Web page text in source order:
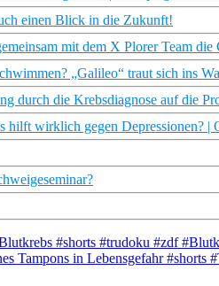
einen Blick in die Zukunft!
mit dem X Plorer Team die
„Galileo“ traut sich ins
durch die Krebsdiagnose auf die
hilft wirklich gegen Depressionen? |
#shorts #trudoku #zdf
Tampons in Lebensgefahr